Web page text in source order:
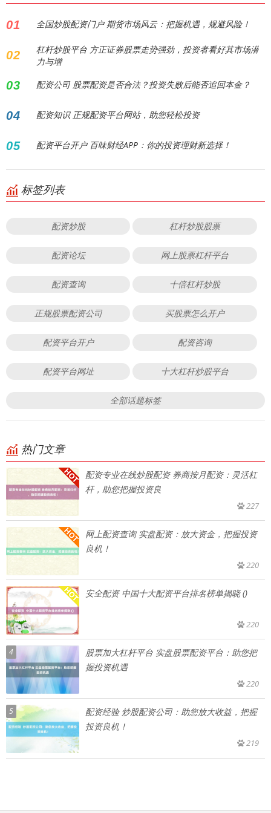
01 全国炒股配资门户 期货市场风云：把握机遇，规避风险！
02
杠杆炒股平台 方正证券股票走势强劲，投资者看好其市场潜
力与增
03 配资公司 股票配资是否合法？投资失败后能否追回本金？
04 配资知识 正规配资平台网站，助您轻松投资
05 配资平台开户 百味财经APP：你的投资理财新选择！
标签列表
配资炒股 杠杆炒股股票
配资论坛 网上股票杠杆平台
配资查询 十倍杠杆炒股
正规股票配资公司 买股票怎么开户
配资平台开户 配资咨询
配资平台网址 十大杠杆炒股平台
全部话题标签
热门文章
配资专业在线炒股配资 券商按月配资：灵活杠
杆，助您把握投资良
227
网上配资查询 实盘配资：放大资金，把握投资
良机！
220
安全配资 中国十大配资平台排名榜单揭晓 ()
220
4
股票加大杠杆平台 实盘股票配资平台：助您把
握投资机遇
220
5
配资经验 炒股配资公司：助您放大收益，把握
投资良机！
219